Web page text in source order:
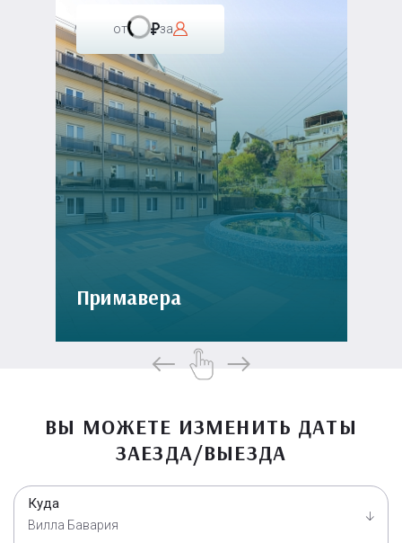
от за
Примавера
ВЫ МОЖЕТЕ ИЗМЕНИТЬ ДАТЫ
ЗАЕЗДА/ВЫЕЗДА
Куда
Вилла Бавария